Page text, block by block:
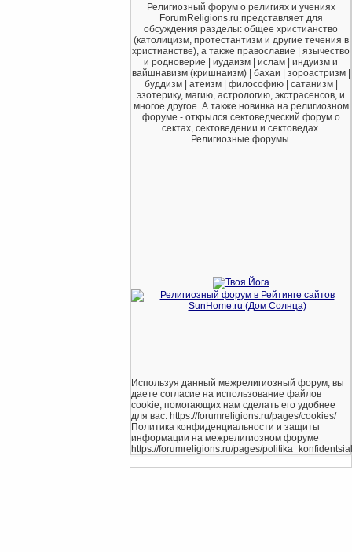
Религиозный форум о религиях и учениях
ForumReligions.ru представляет для
обсуждения разделы: общее христианство
(католицизм, протестантизм и другие течения в
христианстве), а также православие | язычество
и родноверие | иудаизм | ислам | индуизм и
вайшнавизм (кришнаизм) | бахаи | зороастризм |
буддизм | атеизм | философию | сатанизм |
эзотерику, магию, астрологию, экстрасенсов, и
многое другое. А также новинка на религиозном
форуме - открылся сектоведческий форум о
сектах, сектоведении и сектоведах.
Религиозные форумы.
Используя данный межрелигиозный форум, вы
даете согласие на использование файлов
cookie, помогающих нам сделать его удобнее
для вас. https://forumreligions.ru/pages/cookies/
Политика конфиденциальности и защиты
информации на межрелигиозном форуме
https://forumreligions.ru/pages/